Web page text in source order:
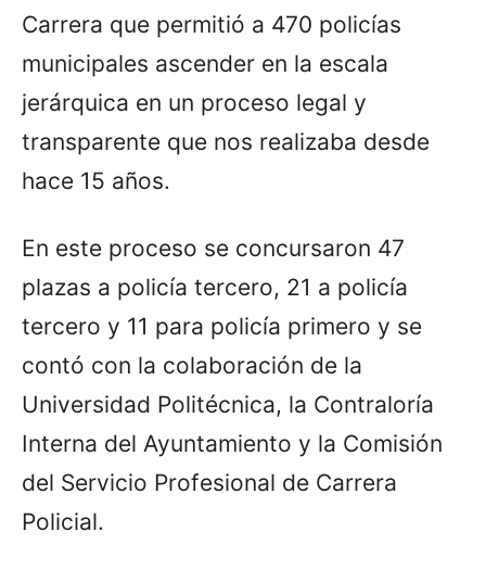
Carrera que permitió a 470 policías
municipales ascender en la escala
jerárquica en un proceso legal y
transparente que nos realizaba desde
hace 15 años.
En este proceso se concursaron 47
plazas a policía tercero, 21 a policía
tercero y 11 para policía primero y se
contó con la colaboración de la
Universidad Politécnica, la Contraloría
Interna del Ayuntamiento y la Comisión
del Servicio Profesional de Carrera
Policial.